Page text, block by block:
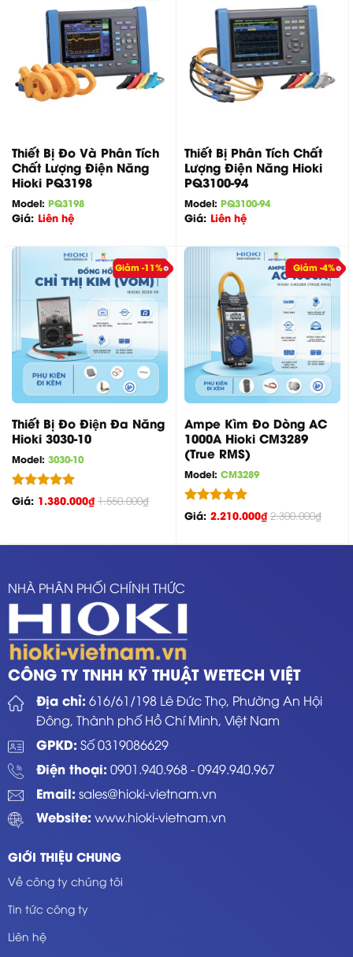
Thiết Bị Đo Và Phân Tích
Chất Lượng Điện Năng
Hioki PQ3198
Model: PQ3198
Giá: Liên hệ
Thiết Bị Phân Tích Chất
Lượng Điện Năng Hioki
PQ3100-94
Model: PQ3100-94
Giá: Liên hệ
Giảm -11%
Thiết Bị Đo Điện Đa Năng
Hioki 3030-10
Model: 3030-10
Được xếp
Giá: 1.380.000₫ 1.550.000₫
Giảm -4%
Ampe Kìm Đo Dòng AC
1000A Hioki CM3289
(True RMS)
Model: CM3289
Được xếp
Giá: 2.210.000₫ 2.300.000₫
NHÀ PHÂN PHỐI CHÍNH THỨC
CÔNG TY TNHH KỸ THUẬT WETECH VIỆT
Địa chỉ: 616/61/198 Lê Đức Thọ, Phường An Hội
Đông, Thành phố Hồ Chí Minh, Việt Nam
GPKD: Số 0319086629
Điện thoại: 0901.940.968-0949.940.967
Email: sales@hioki-vietnam.vn
Website: www.hioki-vietnam.vn
GIỚI THIỆU CHUNG
Về công ty chúng tôi
Tin tức công ty
Liên hệ